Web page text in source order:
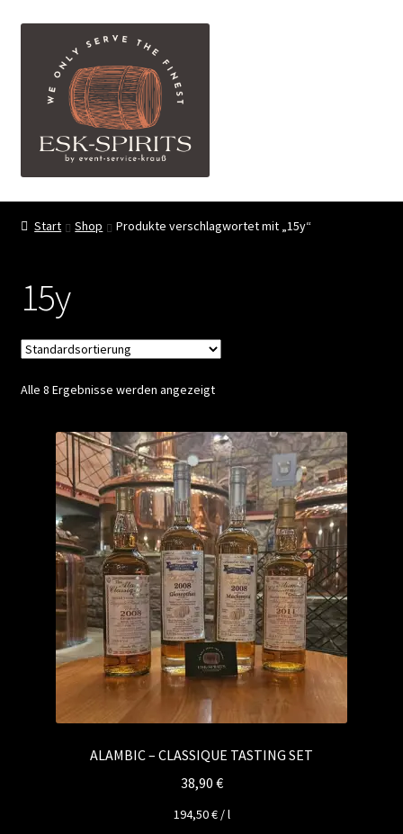
Navigation
springen
springen
ESK-SPIRITS ihr Partner für exquisite Spirituosen
Shop
My account
FAQ
Kontakt
Vertrag widerrufen
Start Shop Produkte verschlagwortet mit „15y“
15y
Alle 8 Ergebnisse werden angezeigt
ALAMBIC – CLASSIQUE TASTING SET
38,90 €
194,50€/l